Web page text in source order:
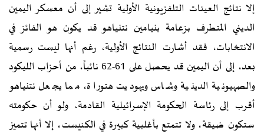
إلا نتائج العينات التلفزيونية الأولية تشير إلى أن معسكر اليمين
الديني المتطرف بزعامة بنيامين نتنياهو قد يكون هو الفائز في
الانتخابات، فقد أشارت النتائج الأولية، رغم أنها ليست رسمية
بعد، إلى أن اليمين قد يحصل على 61-62 نائباً، من أحزاب الليكود
والصهيونية الدينية وشاس ويهوديت هتوراة، مما يجعل نتنياهو
أقرب إلى رئاسة الحكومة الإسرائيلية القادمة، ولو أن حكومته
ستكون ضيقة، ولا تتمتع بأغلبية كبيرة في الكنيست، إلا أنها تتميز